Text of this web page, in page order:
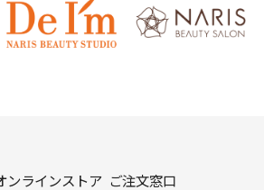
ンラインストア ご注文窓口